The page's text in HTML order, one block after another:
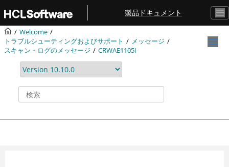
メインコンテンツにジャンプ
製品ドキュメント
Welcome
トラブルシューティングおよびサポート
メッセージ
スキャン・ログのメッセージ
CRWAE1105I